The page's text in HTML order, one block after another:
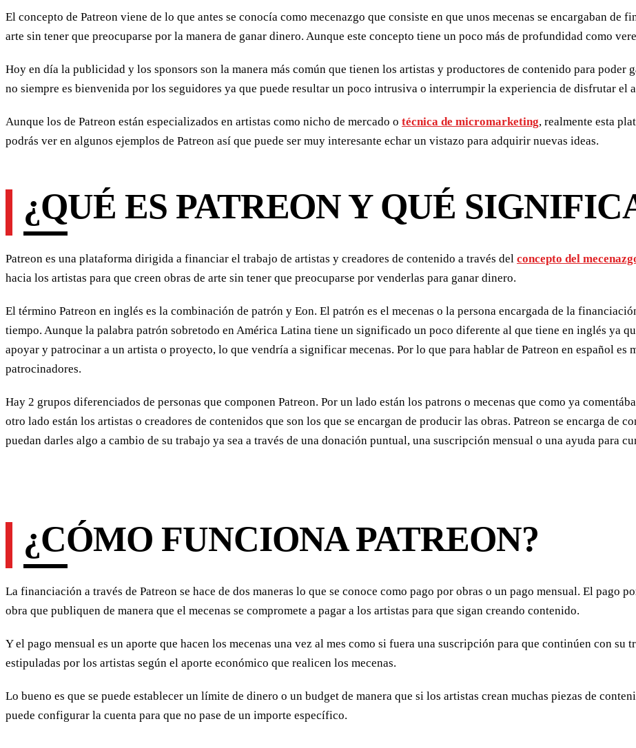
El concepto de Patreon viene de lo que antes se conocía como mecenazgo que consiste en que unos mecenas se encargaban
arte sin tener que preocuparse por la manera de ganar dinero. Aunque este concepto tiene un poco más de profundidad como
Hoy en día la publicidad y los sponsors son la manera más común que tienen los artistas y productores de contenido para poder
no siempre es bienvenida por los seguidores ya que puede resultar un poco intrusiva o interrumpir la experiencia de disfrutar el
Aunque los de Patreon están especializados en artistas como nicho de mercado o técnica de micromarketing, realmente esta
podrás ver en algunos ejemplos de Patreon así que puede ser muy interesante echar un vistazo para adquirir nuevas ideas.
¿QUÉ ES PATREON Y QUÉ
Patreon es una plataforma dirigida a financiar el trabajo de artistas y creadores de contenido a través del concepto del
hacia los artistas para que creen obras de arte sin tener que preocuparse por venderlas para ganar dinero.
El término Patreon en inglés es la combinación de patrón y Eon. El patrón es el mecenas o la persona encargada de la
tiempo. Aunque la palabra patrón sobretodo en América Latina tiene un significado un poco diferente al que tiene en inglés ya
apoyar y patrocinar a un artista o proyecto, lo que vendría a significar mecenas. Por lo que para hablar de Patreon en español es
patrocinadores.
Hay 2 grupos diferenciados de personas que componen Patreon. Por un lado están los patrons o mecenas que como ya
otro lado están los artistas o creadores de contenidos que son los que se encargan de producir las obras. Patreon se encarga de
puedan darles algo a cambio de su trabajo ya sea a través de una donación puntual, una suscripción mensual o una ayuda para
¿CÓMO FUNCIONA PATREON?
La financiación a través de Patreon se hace de dos maneras lo que se conoce como pago por obras o un pago mensual. El pago
obra que publiquen de manera que el mecenas se compromete a pagar a los artistas para que sigan creando contenido.
Y el pago mensual es un aporte que hacen los mecenas una vez al mes como si fuera una suscripción para que continúen con su
estipuladas por los artistas según el aporte económico que realicen los mecenas.
Lo bueno es que se puede establecer un límite de dinero o un budget de manera que si los artistas crean muchas piezas de
puede configurar la cuenta para que no pase de un importe específico.